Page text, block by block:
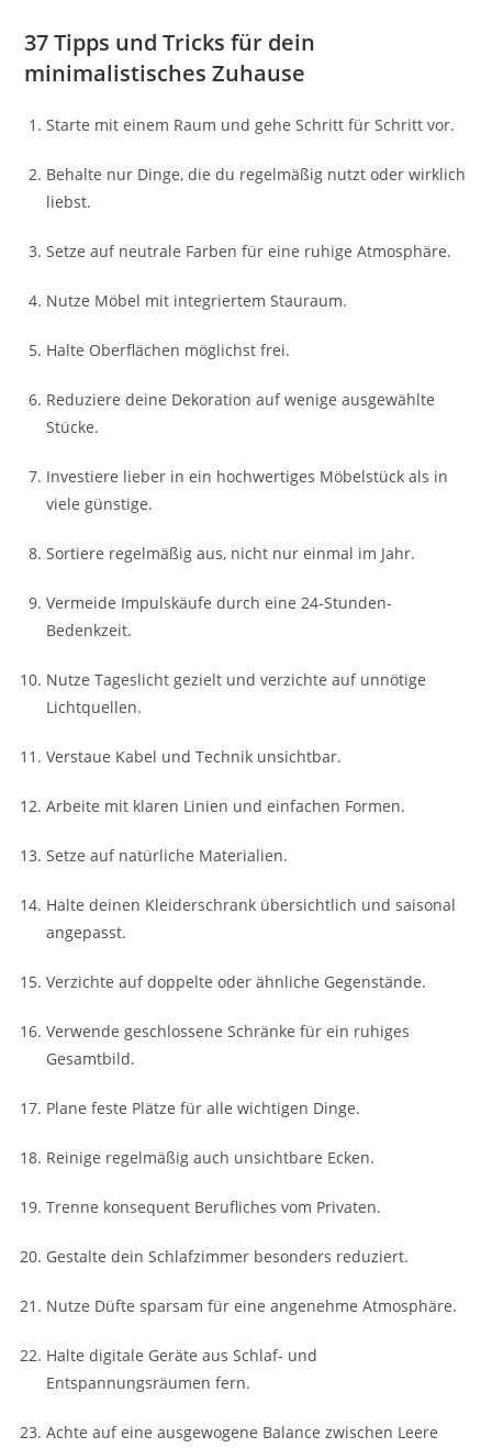
37 Tipps und Tricks für dein
minimalistisches Zuhause
Starte mit einem Raum und gehe Schritt für Schritt vor.
Behalte nur Dinge, die du regelmäßig nutzt oder wirklich
liebst.
Setze auf neutrale Farben für eine ruhige Atmosphäre.
Nutze Möbel mit integriertem Stauraum.
Halte Oberflächen möglichst frei.
Reduziere deine Dekoration auf wenige ausgewählte
Stücke.
Investiere lieber in ein hochwertiges Möbelstück als in
viele günstige.
Sortiere regelmäßig aus, nicht nur einmal im Jahr.
Vermeide Impulskäufe durch eine 24-Stunden-
Bedenkzeit.
Nutze Tageslicht gezielt und verzichte auf unnötige
Lichtquellen.
Verstaue Kabel und Technik unsichtbar.
Arbeite mit klaren Linien und einfachen Formen.
Setze auf natürliche Materialien.
Halte deinen Kleiderschrank übersichtlich und saisonal
angepasst.
Verzichte auf doppelte oder ähnliche Gegenstände.
Verwende geschlossene Schränke für ein ruhiges
Gesamtbild.
Plane feste Plätze für alle wichtigen Dinge.
Reinige regelmäßig auch unsichtbare Ecken.
Trenne konsequent Berufliches vom Privaten.
Gestalte dein Schlafzimmer besonders reduziert.
Nutze Düfte sparsam für eine angenehme Atmosphäre.
Halte digitale Geräte aus Schlaf- und
Entspannungsräumen fern.
Achte auf eine ausgewogene Balance zwischen Leere